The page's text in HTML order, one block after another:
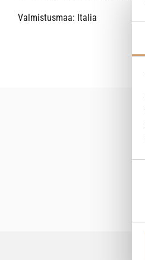
Valmistusmaa: Italia